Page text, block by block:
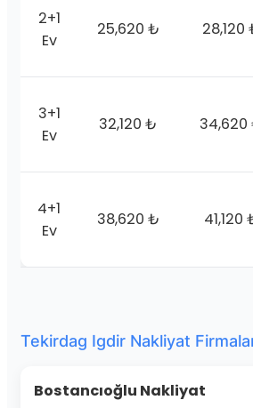
2+1
Ev
25,620 ₺ 28,120
3+1
Ev
32,120 ₺ 34,620
4+1
Ev
38,620 ₺ 41,120
Tekirdag Igdir Nakliyat
Bostancıoğlu Nakliyat